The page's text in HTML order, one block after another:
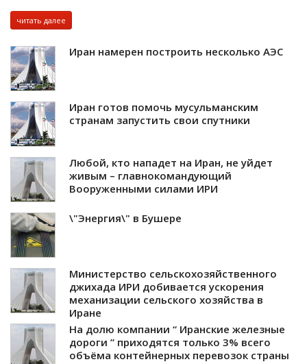
читать далее
Иран намерен построить несколько АЭС
Иран готов помочь мусульманским
странам запустить свои спутники
Любой, кто нападет на Иран, не уйдет
живым – главнокомандующий
Вооруженными силами ИРИ
\"Энергия\" в Бушере
Министерство сельскохозяйственного
джихада ИРИ добивается ускорения
механизации сельского хозяйства в
Иране
На долю компании “ Иранские железные
дороги ” приходятся только 3% всего
объёма контейнерных перевозок страны